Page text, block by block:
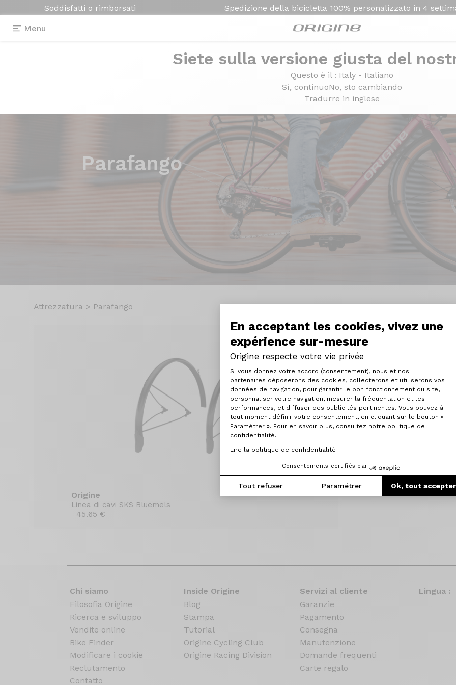
En acceptant les cookies, vivez une
expérience sur-mesure
Origine respecte votre vie privée
Plateforme de Gestion du
Si vous donnez votre accord (consentement), nous et nos
partenaires déposerons des cookies, collecterons et utiliserons vos
données de navigation, pour garantir le bon fonctionnement du site,
personnaliser votre navigation, mesurer la fréquentation et les
performances, et diffuser des publicités pertinentes. Vous pouvez à
tout moment définir votre consentement, en cliquant sur le bouton «
Paramétrer ». Pour en savoir plus, consultez notre politique de
confidentialité.
Lire la politique de confidentialité
Consentements certifiés par
Tout refuser Paramétrer Ok, tout accepter
Axeptio consent
Soddisfatti o rimborsati Spedizione della bicicletta 100% personalizzato in 4
Menu
Siete sulla versione giusta del
Questo è il : Italy - Italiano
Sì, continuoNo, sto cambiando
Tradurre in inglese
Parafango
Attrezzatura > Parafango
Origine
Linea di cavi SKS Bluemels
45.65 €
Chi siamo
Filosofia Origine
Ricerca e sviluppo
Vendite online
Bike Finder
Modificare i cookie
Reclutamento
Contatto
Inside Origine
Blog
Stampa
Tutorial
Origine Cycling Club
Origine Racing Division
Servizi al cliente
Garanzie
Pagamento
Consegna
Manutenzione
Domande frequenti
Carte regalo
Lingua :